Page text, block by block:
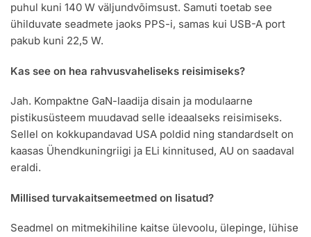
puhul kuni 140 W väljundvõimsust. Samuti toetab see
ühilduvate seadmete jaoks PPS-i, samas kui USB-A port
pakub kuni 22,5 W.
Kas see on hea rahvusvaheliseks reisimiseks?
Jah. Kompaktne GaN-laadija disain ja modulaarne
pistikusüsteem muudavad selle ideaalseks reisimiseks.
Sellel on kokkupandavad USA poldid ning standardselt on
kaasas Ühendkuningriigi ja ELi kinnitused, AU on saadaval
eraldi.
Millised turvakaitsemeetmed on lisatud?
Seadmel on mitmekihiline kaitse ülevoolu, ülepinge, lühise